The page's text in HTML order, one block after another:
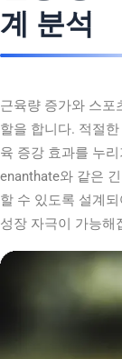
계 분석
근육량 증가와 스포
할을 합니다. 적절
육 증강 효과를 누
enanthate와 같은
할 수 있도록 설계
성장 자극이 가능해